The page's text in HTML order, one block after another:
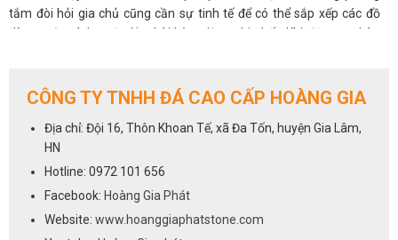
tắm đòi hỏi gia chủ cũng cần sự tinh tế để có thể sắp xếp các đồ
dùng một cách ngăn lắp, hài hòa, tiện nghi nhất. Khi đặt mua bàn
bàn đá, kiểu dáng sao cho chúng phù hợp với không gian của bạn.
không thể thiếu trong thiết kế phòng tắm hiện đại. Chỉ với mức chi
phí từ 1.500.000đ - 4.000.000đ là bạn đã có thể sở hữu một bộ bàn
đá chậu rửa mặt cho gia đình mình. Chúng sẽ góp phần không nhỏ
để mang tới sự tiện nghi và đẳng cấp cho phòng tắm.
mã, kiểu dáng và màu sắc của bàn đá nhà vệ sinh,xin giới thiệu
CÔNG TY TNHH ĐÁ CAO CẤP HOÀNG GIA
Địa chỉ: Đội 16, Thôn Khoan Tế, xã Đa Tốn, huyện Gia Lâm,
HN
Hotline: 0972 101 656
Facebook: Hoàng Gia Phát
Website: www.hoanggiaphatstone.com